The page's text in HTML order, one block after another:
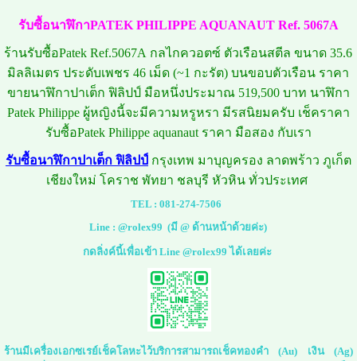
รับซื้อนาฬิกาPATEK PHILIPPE AQUANAUT Ref. 5067A
ร้านรับซื้อPatek Ref.5067A กลไกควอตซ์ ตัวเรือนสตีล ขนาด 35.6
มิลลิเมตร ประดับเพชร 46 เม็ด (~1 กะรัต) บนขอบตัวเรือน ราคา
ขายนาฬิกาปาเต็ก ฟิลิปป์ มือหนึ่งประมาณ 519,500 บาท นาฬิกา
Patek Philippe ผู้หญิงนี้จะมีความหรูหรา มีรสนิยมครับ เช็คราคา
รับซื้อPatek Philippe aquanaut ราคา มือสอง กับเรา
รับซื้อนาฬิกาปาเต็ก ฟิลิปป์ กรุงเทพ มาบุญครอง ลาดพร้าว ภูเก็ต
เชียงใหม่ โคราช พัทยา ชลบุรี หัวหิน ทั่วประเทศ
TEL : 081-274-7506
Line :@rolex99 (มี @ ด้านหน้าด้วยค่ะ)
กดลิ่งค์นี้เพื่อเข้า Line @rolex99 ได้เลยค่ะ
ร้านมีเครื่องเอกซเรย์เช็คโลหะไว้บริการสามารถเช็คทองคำ (Au) เงิน (Ag)